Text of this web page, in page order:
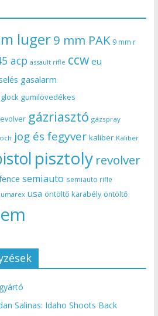
luger9 mm PAK 9 mm r
acp assault rifle ccw eu
gasalarm
glock gumilövedékes
gázriasztó gázspray
jog és fegyver kaliber Kaliber
pisztoly revolver
semiauto semiauto rifle
umarex usa öntöltő karabély öntöltő
Salinas: Idaho Shoots Back